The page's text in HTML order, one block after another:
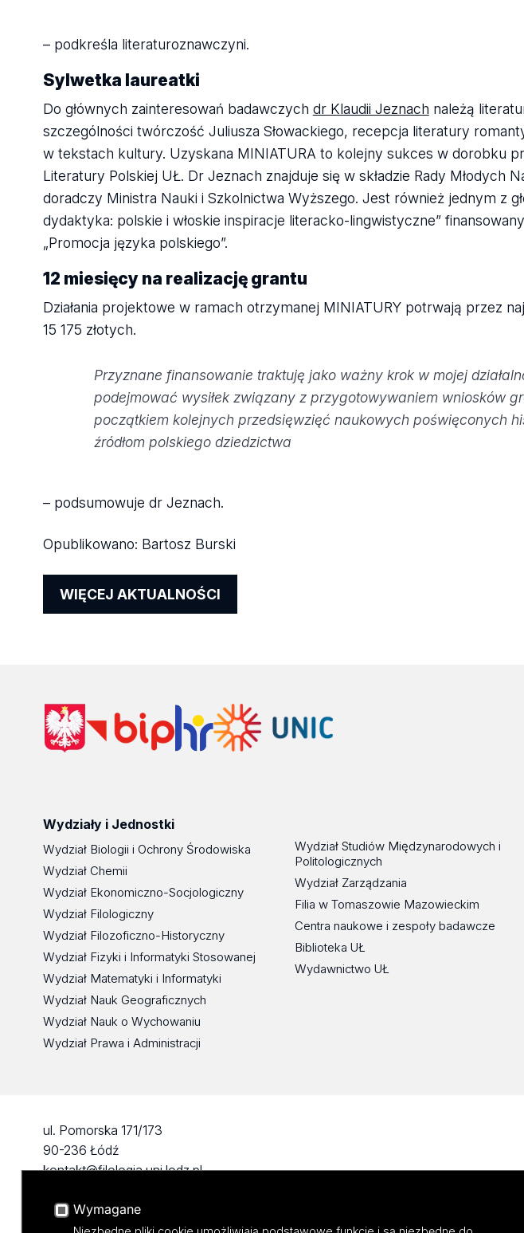
– podkreśla literaturoznawczyni.
Sylwetka laureatki
Do głównych zainteresowań badawczych dr Klaudii Jeznach należą
szczególności twórczość Juliusza Słowackiego, recepcja literatury
w tekstach kultury. Uzyskana MINIATURA to kolejny sukces w dorobku
Literatury Polskiej UŁ. Dr Jeznach znajduje się w składzie Rady Młodych
doradczy Ministra Nauki i Szkolnictwa Wyższego. Jest również jednym z
dydaktyka: polskie i włoskie inspiracje literacko-lingwistyczne”
„Promocja języka polskiego”.
12 miesięcy na realizację grantu
Działania projektowe w ramach otrzymanej MINIATURY potrwają przez
15 175 złotych.
Przyznane finansowanie traktuję jako ważny krok w mojej
podejmować wysiłek związany z przygotowywaniem wniosków
początkiem kolejnych przedsięwzięć naukowych poświęconych
źródłom polskiego dziedzictwa
– podsumowuje dr Jeznach.
Opublikowano: Bartosz Burski
WIĘCEJ AKTUALNOŚCI
Wydziały i Jednostki
Wydział Biologii i Ochrony Środowiska
Wydział Chemii
Wydział Ekonomiczno-Socjologiczny
Wydział Filologiczny
Wydział Filozoficzno-Historyczny
Wydział Fizyki i Informatyki Stosowanej
Wydział Matematyki i Informatyki
Wydział Nauk Geograficznych
Wydział Nauk o Wychowaniu
Wydział Prawa i Administracji
Wydział Studiów Międzynarodowych i
Politologicznych
Wydział Zarządzania
Filia w Tomaszowie Mazowieckim
Centra naukowe i zespoły badawcze
Biblioteka UŁ
Wydawnictwo UŁ
ul. Pomorska 171/173
90-236 Łódź
kontakt@filologia.uni.lodz.pl
fax: 42/665 52 54
Wymagane